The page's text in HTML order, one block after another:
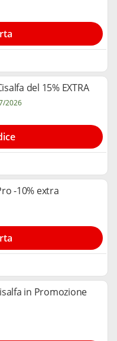
del 15% EXTRA
2026
-10% extra
in Promozione